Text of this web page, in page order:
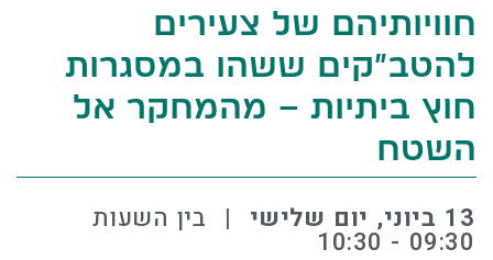
חוויותיהם של צעירים
להטב״קים ששהו במסגרות
חוץ ביתיות – מהמחקר אל
השטח
13 ביוני, יום שלישי
⠀|⠀בין השעות
09:30 - 10:30